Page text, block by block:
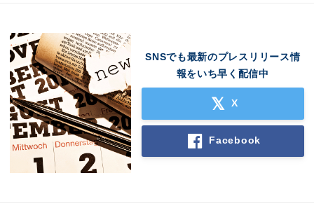
SNSでも最新のプレスリリース情
報をいち早く配信中
X
Facebook